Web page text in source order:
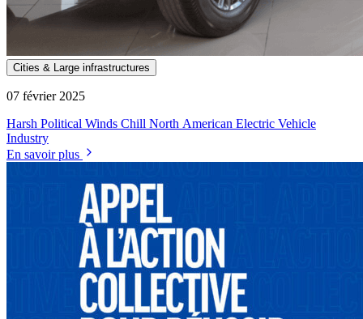
Cities & Large infrastructures
07 février 2025
Harsh Political Winds Chill North American Electric Vehicle
Industry
En savoir plus